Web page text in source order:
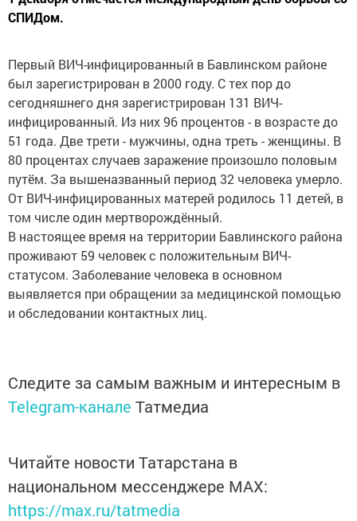
СПИДом.
Первый ВИЧ-инфицированный в Бавлинском районе
был зарегистрирован в 2000 году. С тех пор до
сегодняшнего дня зарегистрирован 131 ВИЧ-
инфицированный. Из них 96 процентов - в возрасте до
51 года. Две трети - мужчины, одна треть - женщины. В
80 процентах случаев заражение произошло половым
путём. За вышеназванный период 32 человека умерло.
От ВИЧ-инфицированных матерей родилось 11 детей, в
том числе один мертворождённый.
В настоящее время на территории Бавлинского района
проживают 59 человек с положительным ВИЧ-
статусом. Заболевание человека в основном
выявляется при обращении за медицинской помощью
и обследовании контактных лиц.
Следите за самым важным и интересным в
Telegram-канале Татмедиа
Читайте новости Татарстана в
национальном мессенджере MАХ:
https://max.ru/tatmedia